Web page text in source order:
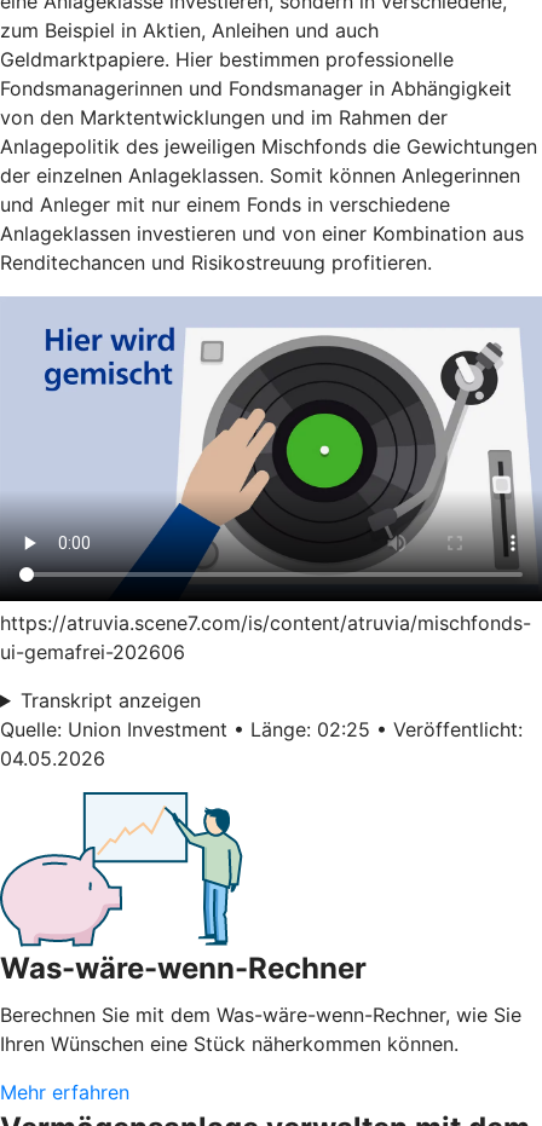
zum Beispiel in Aktien, Anleihen und auch
Geldmarktpapiere. Hier bestimmen professionelle
Fondsmanagerinnen und Fondsmanager in Abhängigkeit
von den Marktentwicklungen und im Rahmen der
Anlagepolitik des jeweiligen Mischfonds die Gewichtungen
der einzelnen Anlageklassen. Somit können Anlegerinnen
und Anleger mit nur einem Fonds in verschiedene
Anlageklassen investieren und von einer Kombination aus
Renditechancen und Risikostreuung profitieren.
https://atruvia.scene7.com/is/content/atruvia/mischfonds-
ui-gemafrei-202606
Transkript anzeigen
Quelle: Union Investment • Länge: 02:25 • Veröffentlicht:
04.05.2026
Was-wäre-wenn-Rechner
Berechnen Sie mit dem Was-wäre-wenn-Rechner, wie Sie
Ihren Wünschen eine Stück näherkommen können.
Mehr erfahren